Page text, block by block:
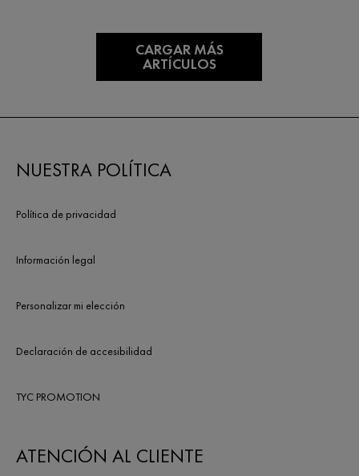
CARGAR MÁS
ARTÍCULOS
NUESTRA POLÍTICA
Política de privacidad
Información legal
Personalizar mi elección
Declaración de accesibilidad
TYC PROMOTION
ATENCIÓN AL CLIENTE